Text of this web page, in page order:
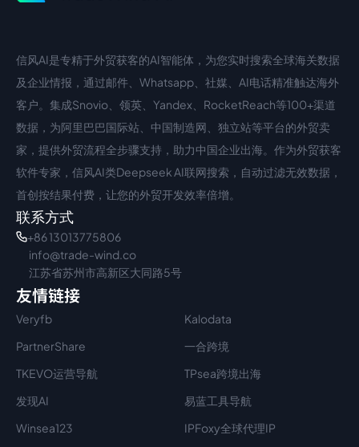
中文入口
信风AI是专精于外贸获客的AI智能体，为您实时搜索全球海关数据
及企业情报，通过邮件、Whatsapp、社媒、AI电话精准触达海外
客户。集成Snovio、领英、Yandex、RocketReach等100+渠道
数据，为阿里巴巴国际站、中国制造网、独立站等平台的外贸卖
家，提供外贸流程全步骤支持，助力中国企业出海。作为外贸获客
软件专家，信风AI类Deepseek AI联网搜索，自动过滤无效数据，
首创按结果付费，让您的外贸开发效率倍增。
联系方式
+86 13013775806
info@trade-wind.co
江苏省苏州市高新区大同路5号
友情链接
Veryfb
Kalodata
PartnerShare
一合跨境
TKEVO运营导航
TPsea跨境出海
发现AI
易蓝工具导航
Winsea123
IPFoxy全球代理IP